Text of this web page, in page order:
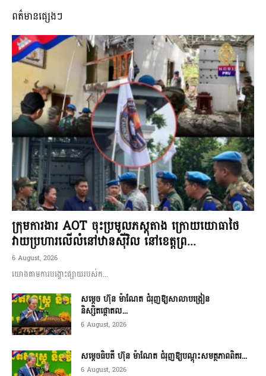
ពត៌មានផ្សេងៗ
ក្រុមការងារ AOT ចុះប្រមូលភស្តុតាង ក្រោយយោធាថៃ
វាយប្រហារលើលំនៅឋានស៊ីវិល នៅខេត្តព្រ...
6 August, 2026
យោងតាមការបង្ហោះផ្សាយរបស់ក...
សម្តេច ហ៊ុន ម៉ាណែត ជំរុញឱ្យសាលាបង្រៀន
និស្សិតផ្តោតល...
6 August, 2026
សម្តេចធិបតី ហ៊ុន ម៉ាណែត ជំរុញឱ្យបណ្តុះសមត្ថភាពពិតរ...
6 August, 2026